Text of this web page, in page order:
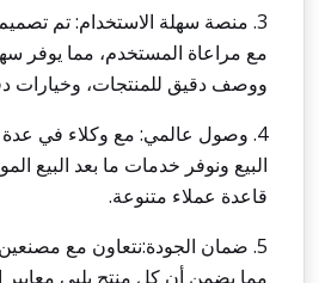
3. منصة سهلة الاستخدام: تم
مع مراعاة المستخدم، مما يوفر
ووصف دقيق للمنتجات، وخيارات
4. وصول عالمي: مع وكلاء في
البيع ونوفر خدمات ما بعد البيع
قاعدة عملاء متنوعة.
5. ضمان الجودة:نتعاون مع
مما يضمن أن كل منتج يلبي معايير